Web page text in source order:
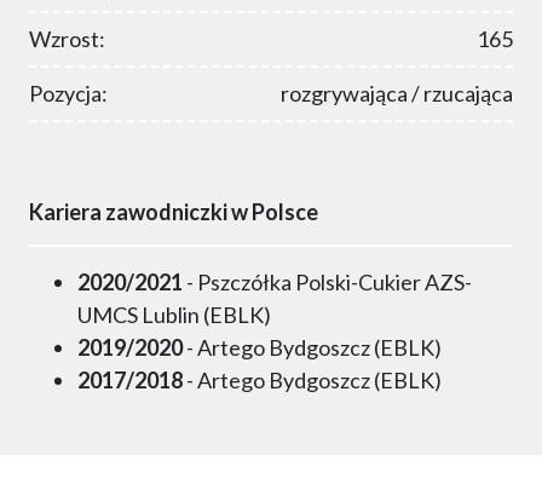
Wzrost: 165
Pozycja: rozgrywająca / rzucająca
Kariera zawodniczki w Polsce
2020/2021 - Pszczółka Polski-Cukier AZS-
UMCS Lublin (EBLK)
2019/2020- Artego Bydgoszcz (EBLK)
2017/2018- Artego Bydgoszcz (EBLK)